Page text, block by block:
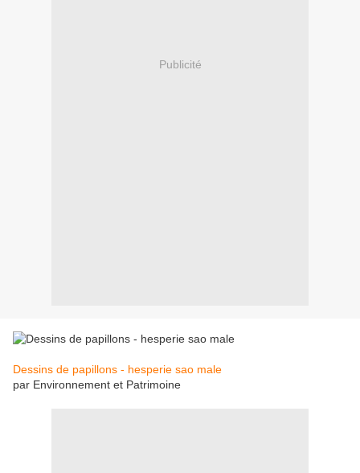
Publicité
Dessins de papillons - hesperie sao male
par Environnement et Patrimoine